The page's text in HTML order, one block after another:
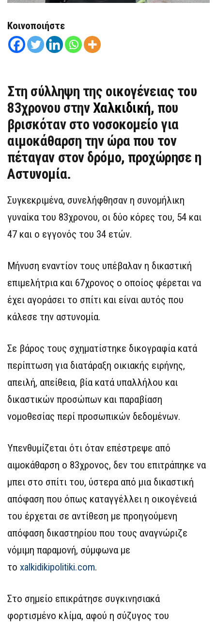
Κοινοποιήστε
Στη σύλληψη της οικογένειας του
83χρονου στηνΧαλκιδική, που
βρισκόταν στο νοσοκομείο για
αιμοκάθαρση την ώρα που τον
πέταγαν στον δρόμο, προχώρησε η
Αστυνομία.
Συγκεκριμένα, συνελήφθησαν η συνομήλικη
γυναίκα του 83χρονου, οι δύο κόρες του, 54 και
47 και ο εγγονός του 34 ετών.
Μήνυση εναντίον τους υπέβαλαν η δικαστική
επιμελήτρια και 67χρονος ο οποίος φέρεται να
έχει αγοράσει το σπίτι και είναι αυτός που
κάλεσε την αστυνομία.
Σε βάρος τους σχηματίστηκε δικογραφία κατά
περίπτωση για διατάραξη οικιακής ειρήνης,
απειλή, απείθεια, βία κατά υπαλλήλου και
δικαστικών προσώπων και παραβίαση
νομοθεσίας περί προσωπικών δεδομένων.
Υπενθυμίζεται ότι όταν επέστρεψε από
αιμοκάθαρση ο 83χρονος, δεν του επιτράπηκε να
μπει στο σπίτι του, ύστερα από μια δικαστική
απόφαση που όπως καταγγέλλει η οικογένειά
του έρχεται σε αντίθεση με προηγούμενη
απόφαση δικαστηρίου που τους αναγνώριζε
νόμιμη παραμονή, σύμφωνα με
το xalkidikipolitiki.com.
Στο σημείο επικράτησε συγκινησιακά
φορτισμένο κλίμα, αφού η σύζυγος του